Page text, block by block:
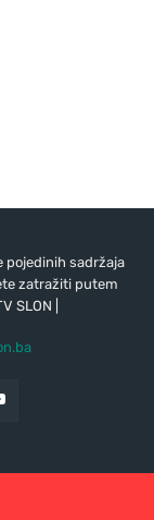
pojedinih sadržaja
zatražiti putem
SLON |